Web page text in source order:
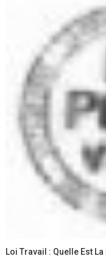
Loi Travail : Quelle Est